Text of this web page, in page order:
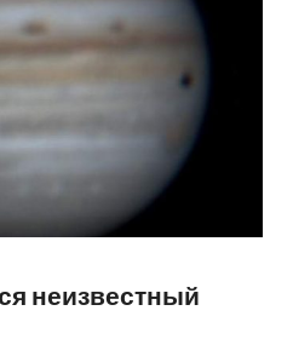
неизвестный